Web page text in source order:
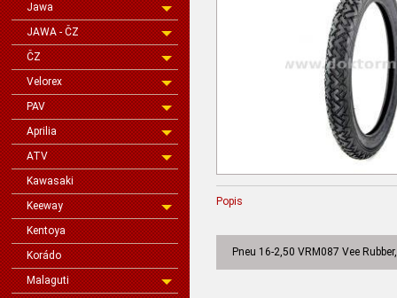
Jawa
JAWA - ČZ
ČZ
Velorex
PAV
Aprilia
ATV
Kawasaki
Keeway
Kentoya
Korádo
Malaguti
Popis
Pneu 16-2,50 VRM087 Vee